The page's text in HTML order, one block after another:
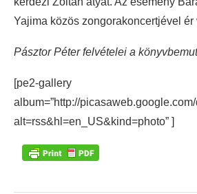
Yajima közös zongorakoncertjével ér
Pásztor Péter felvételei a
[pe2-gallery
album=”http://
alt=rss&hl=en_US&kind=photo” ]